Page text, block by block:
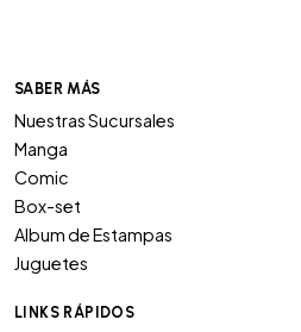
SABER MÁS
Nuestras Sucursales
Manga
Comic
Box-set
Album de Estampas
Juguetes
LINKS RÁPIDOS